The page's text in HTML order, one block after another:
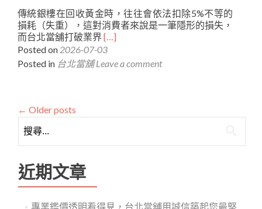
挺
免
除
銀
行
繁
枷
是
運
將
大
哥
金
油
息
傳統銀樓在回收黃金時，往往會依法扣除5%不等的
損耗（失重），這對消費者來說是一筆隱形的損失，
而台北當舖打破業界 Read
more
台
黃
[…]
Posted on 2026-07-03
Posted in 台北當舖 Leave a comment
← Older posts
尋
鍵
字:
近期文章
專業鑑價透明看得見，台北當舖用誠信築起您最堅